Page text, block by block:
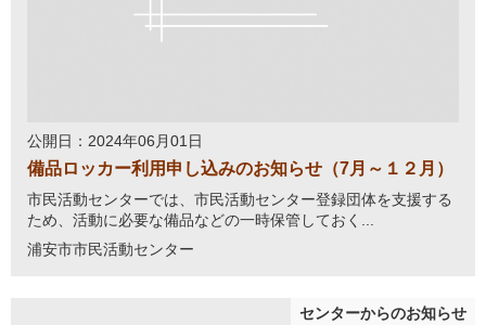
公開日：2024年06月01日
備品ロッカー利用申し込みのお知らせ（7月～１２月）
市民活動センターでは、市民活動センター登録団体を支援する
ため、活動に必要な備品などの一時保管しておく...
浦安市市民活動センター
センターからのお知らせ